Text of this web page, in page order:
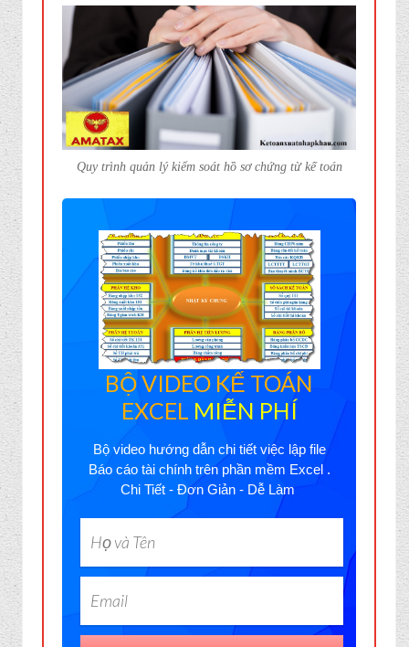
Quy trình quản lý kiểm soát hồ sơ chứng từ kế toán
BỘ VIDEO KẾ TOÁN
EXCEL MIỄN PHÍ
Bộ video hướng dẫn chi tiết việc lập file
Báo cáo tài chính trên phần mềm Excel .
Chi Tiết - Đơn Giản - Dễ Làm